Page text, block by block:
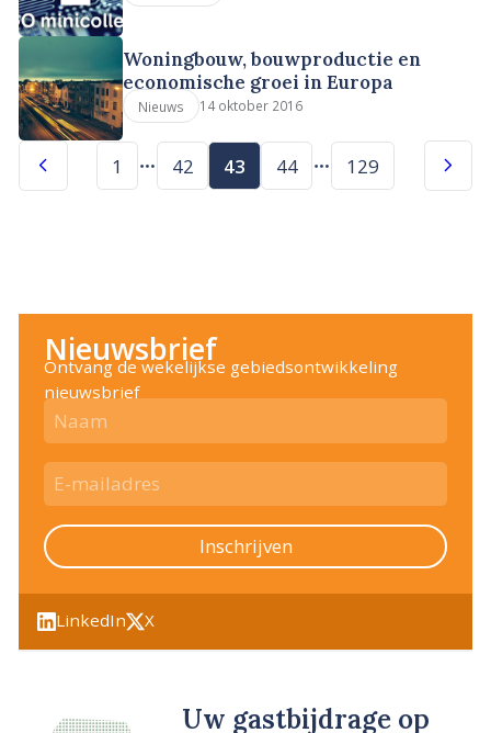
Woningbouw, bouwproductie en
economische groei in Europa
Nieuws 14 oktober 2016
1 42 43 44 129
Nieuwsbrief
Ontvang de wekelijkse gebiedsontwikkeling
nieuwsbrief
Inschrijven
LinkedIn X
Uw gastbijdrage op